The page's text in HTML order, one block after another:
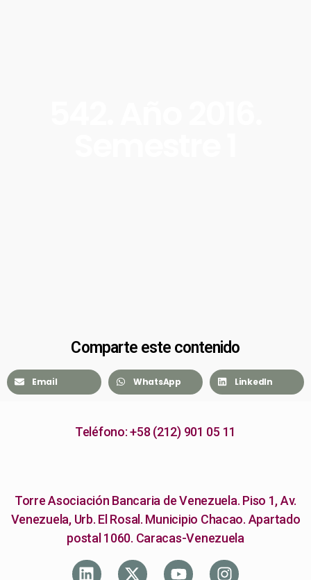
Comparte este contenido
Email WhatsApp LinkedIn
Teléfono: +58 (212) 901 05 11
Torre Asociación Bancaria de Venezuela. Piso 1, Av.
Venezuela, Urb. El Rosal. Municipio Chacao. Apartado
postal 1060. Caracas-Venezuela